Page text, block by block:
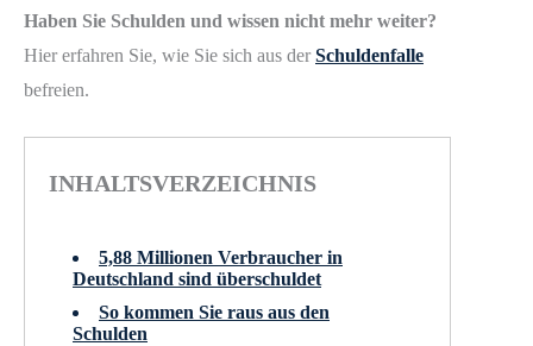
Haben Sie Schulden und wissen nicht mehr weiter?
Hier erfahren Sie, wie Sie sich aus der Schuldenfalle
befreien.
INHALTSVERZEICHNIS
5,88 Millionen Verbraucher in
Deutschland sind überschuldet
So kommen Sie raus aus den
Schulden